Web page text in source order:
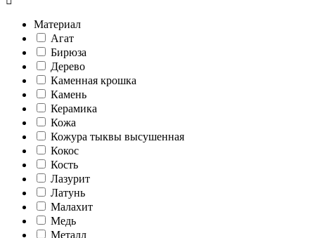
Материал
Агат
Бирюза
Дерево
Каменная крошка
Камень
Керамика
Кожа
Кожура тыквы высушенная
Кокос
Кость
Лазурит
Латунь
Малахит
Медь
Металл